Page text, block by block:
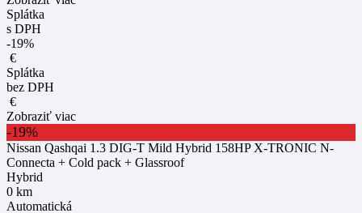
Splátka
s DPH
-19%
€
Splátka
bez DPH
€
Zobraziť viac
-19%
Nissan Qashqai 1.3 DIG-T Mild Hybrid 158HP X-TRONIC N-
Connecta + Cold pack + Glassroof
Hybrid
0 km
Automatická